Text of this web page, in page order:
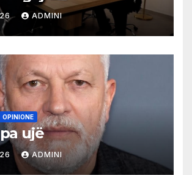
në Ulqin
ADMINI
OPINIONE
ujë
ADMINI